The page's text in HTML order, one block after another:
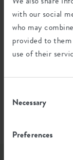
with our social
who may
provided to
use of their
Selection
Necessary
Preferences
Die Emission pro
CO2-Emission
Produkte.